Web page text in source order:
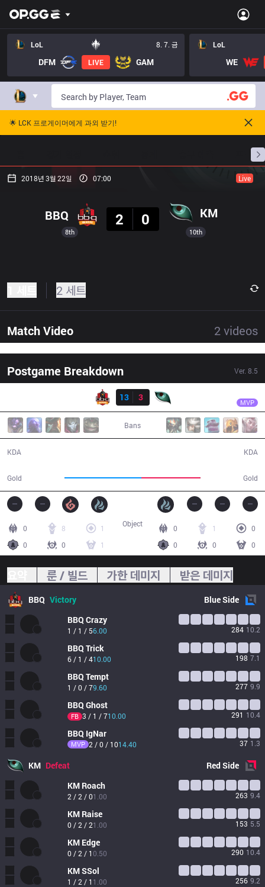
LoL 8. 7. 금
DFM LIVE GAM
LoL
WE
🌟 LCK 프로게이머에게 과외 받기!
프로빌
2018년 3월 22일 07:00 Live
8th
BBQ
2
0 KM
10th
2 세트
Match Video 2 videos
Postgame Breakdown Ver. 8.5
13
3 MVP
Bans
KDA
Gold Gold
KDA
0 8
1
0
0 1
0 1
0
0
0 0
Object
룬 / 빌드 가한 데미지 받은 데미지
BBQ Victory BlueSide
BBQ Crazy
1 / 1 / 56.00 284 10.2
BBQ Trick
6 / 1 / 410.00 198 7.1
BBQ Tempt
1 / 0 / 79.60 277 9.9
BBQ Ghost
FB 3 / 1 / 710.00 291 10.4
BBQ IgNar
MVP 2 / 0 / 1014.40 37 1.3
KM Defeat RedSide
KM Roach
2 / 2 / 01.00 263 9.4
KM Raise
0 / 2 / 21.00 153 5.5
KM Edge
0 / 2 / 10.50 290 10.4
KMSSol
1 / 2 / 1 1.00 256 9.2